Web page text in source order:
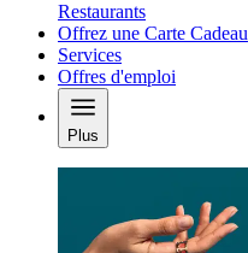
Restaurants
Offrez une Carte Cadeau
Services
Offres d'emploi
Plus